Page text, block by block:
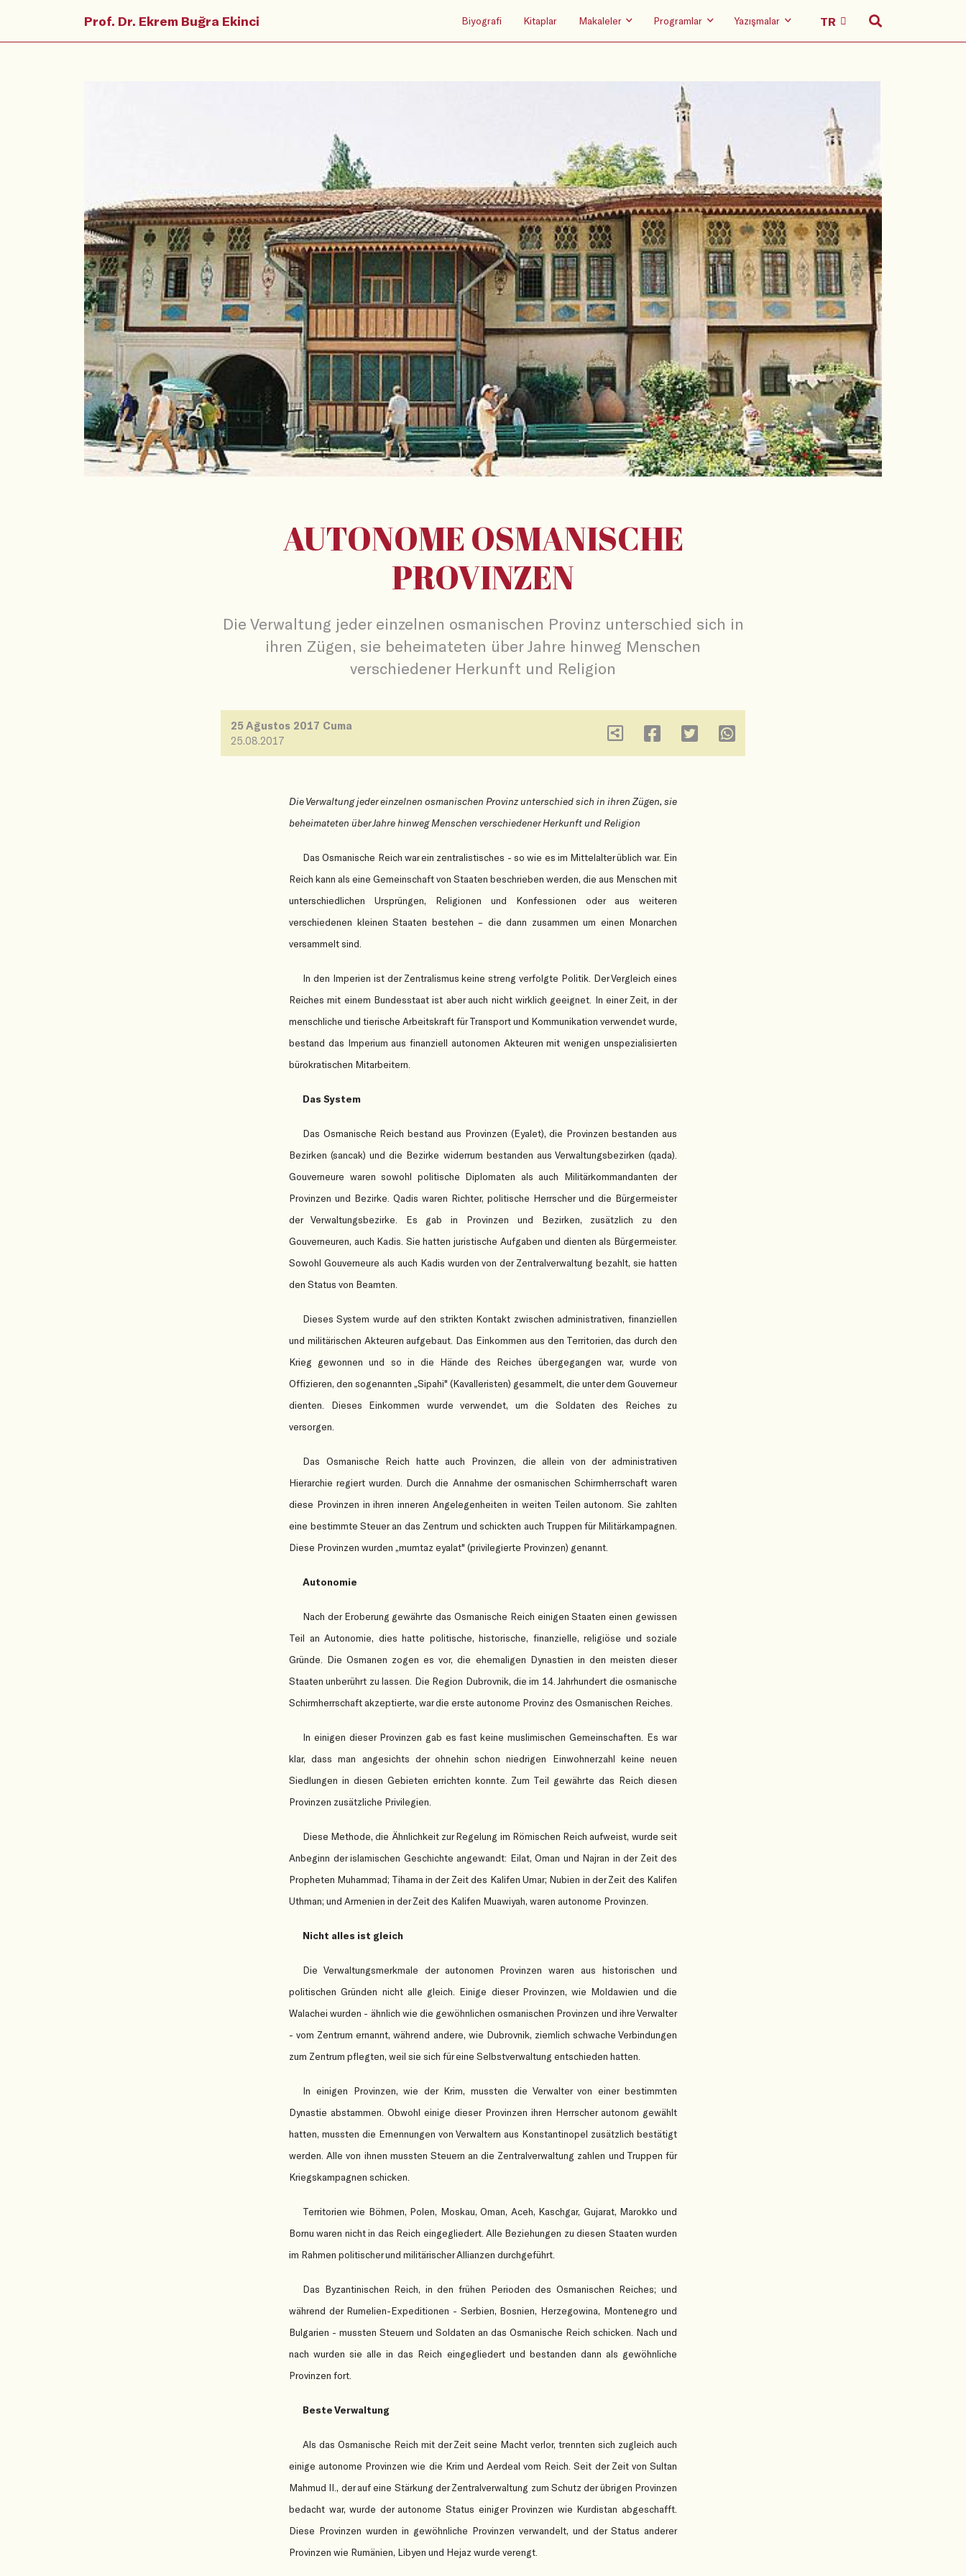
Prof. Dr. Ekrem Buğra Ekinci Biyografi Kitaplar Makaleler Programlar Yazışmalar
AUTONOME OSMANISCHE
PROVINZEN
Die Verwaltung jeder einzelnen osmanischen Provinz unterschied sich in
ihren Zügen, sie beheimateten über Jahre hinweg Menschen
verschiedener Herkunft und Religion
25 Ağustos 2017 Cuma
25.08.2017
Die Verwaltung jeder einzelnen osmanischen Provinz unterschied sich in ihren Zügen, sie
beheimateten über Jahre hinweg Menschen verschiedener Herkunft und Religion
Das Osmanische Reich war ein zentralistisches - so wie es im Mittelalter üblich war. Ein
Reich kann als eine Gemeinschaft von Staaten beschrieben werden, die aus Menschen mit
unterschiedlichen Ursprüngen, Religionen und Konfessionen oder aus weiteren
verschiedenen kleinen Staaten bestehen – die dann zusammen um einen Monarchen
versammelt sind.
In den Imperien ist der Zentralismus keine streng verfolgte Politik. Der Vergleich eines
Reiches mit einem Bundesstaat ist aber auch nicht wirklich geeignet. In einer Zeit, in der
menschliche und tierische Arbeitskraft für Transport und Kommunikation verwendet wurde,
bestand das Imperium aus finanziell autonomen Akteuren mit wenigen unspezialisierten
bürokratischen Mitarbeitern.
Das System
Das Osmanische Reich bestand aus Provinzen (Eyalet), die Provinzen bestanden aus
Bezirken (sancak) und die Bezirke widerrum bestanden aus Verwaltungsbezirken (qada).
Gouverneure waren sowohl politische Diplomaten als auch Militärkommandanten der
Provinzen und Bezirke. Qadis waren Richter, politische Herrscher und die Bürgermeister
der Verwaltungsbezirke. Es gab in Provinzen und Bezirken, zusätzlich zu den
Gouverneuren, auch Kadis. Sie hatten juristische Aufgaben und dienten als Bürgermeister.
Sowohl Gouverneure als auch Kadis wurden von der Zentralverwaltung bezahlt, sie hatten
den Status von Beamten.
Dieses System wurde auf den strikten Kontakt zwischen administrativen, finanziellen
und militärischen Akteuren aufgebaut. Das Einkommen aus den Territorien, das durch den
Krieg gewonnen und so in die Hände des Reiches übergegangen war, wurde von
Offizieren, den sogenannten „Sipahi" (Kavalleristen) gesammelt, die unter dem Gouverneur
dienten. Dieses Einkommen wurde verwendet, um die Soldaten des Reiches zu
versorgen.
Das Osmanische Reich hatte auch Provinzen, die allein von der administrativen
Hierarchie regiert wurden. Durch die Annahme der osmanischen Schirmherrschaft waren
diese Provinzen in ihren inneren Angelegenheiten in weiten Teilen autonom. Sie zahlten
eine bestimmte Steuer an das Zentrum und schickten auch Truppen für Militärkampagnen.
Diese Provinzen wurden „mumtaz eyalat" (privilegierte Provinzen) genannt.
Autonomie
Nach der Eroberung gewährte das Osmanische Reich einigen Staaten einen gewissen
Teil an Autonomie, dies hatte politische, historische, finanzielle, religiöse und soziale
Gründe. Die Osmanen zogen es vor, die ehemaligen Dynastien in den meisten dieser
Staaten unberührt zu lassen. Die Region Dubrovnik, die im 14. Jahrhundert die osmanische
Schirmherrschaft akzeptierte, war die erste autonome Provinz des Osmanischen Reiches.
In einigen dieser Provinzen gab es fast keine muslimischen Gemeinschaften. Es war
klar, dass man angesichts der ohnehin schon niedrigen Einwohnerzahl keine neuen
Siedlungen in diesen Gebieten errichten konnte. Zum Teil gewährte das Reich diesen
Provinzen zusätzliche Privilegien.
Diese Methode, die Ähnlichkeit zur Regelung im Römischen Reich aufweist, wurde seit
Anbeginn der islamischen Geschichte angewandt: Eilat, Oman und Najran in der Zeit des
Propheten Muhammad; Tihama in der Zeit des Kalifen Umar; Nubien in der Zeit des Kalifen
Uthman; und Armenien in der Zeit des Kalifen Muawiyah, waren autonome Provinzen.
Nicht alles ist gleich
Die Verwaltungsmerkmale der autonomen Provinzen waren aus historischen und
politischen Gründen nicht alle gleich. Einige dieser Provinzen, wie Moldawien und die
Walachei wurden - ähnlich wie die gewöhnlichen osmanischen Provinzen und ihre Verwalter
- vom Zentrum ernannt, während andere, wie Dubrovnik, ziemlich schwache Verbindungen
zum Zentrum pflegten, weil sie sich für eine Selbstverwaltung entschieden hatten.
In einigen Provinzen, wie der Krim, mussten die Verwalter von einer bestimmten
Dynastie abstammen. Obwohl einige dieser Provinzen ihren Herrscher autonom gewählt
hatten, mussten die Ernennungen von Verwaltern aus Konstantinopel zusätzlich bestätigt
werden. Alle von ihnen mussten Steuern an die Zentralverwaltung zahlen und Truppen für
Kriegskampagnen schicken.
Territorien wie Böhmen, Polen, Moskau, Oman, Aceh, Kaschgar, Gujarat, Marokko und
Bornu waren nicht in das Reich eingegliedert. Alle Beziehungen zu diesen Staaten wurden
im Rahmen politischer und militärischer Allianzen durchgeführt.
Das Byzantinischen Reich, in den frühen Perioden des Osmanischen Reiches; und
während der Rumelien-Expeditionen - Serbien, Bosnien, Herzegowina, Montenegro und
Bulgarien - mussten Steuern und Soldaten an das Osmanische Reich schicken. Nach und
nach wurden sie alle in das Reich eingegliedert und bestanden dann als gewöhnliche
Provinzen fort.
Beste Verwaltung
Als das Osmanische Reich mit der Zeit seine Macht verlor, trennten sich zugleich auch
einige autonome Provinzen wie die Krim und Aerdeal vom Reich. Seit der Zeit von Sultan
Mahmud II., der auf eine Stärkung der Zentralverwaltung zum Schutz der übrigen Provinzen
bedacht war, wurde der autonome Status einiger Provinzen wie Kurdistan abgeschafft.
Diese Provinzen wurden in gewöhnliche Provinzen verwandelt, und der Status anderer
Provinzen wie Rumänien, Libyen und Hejaz wurde verengt.